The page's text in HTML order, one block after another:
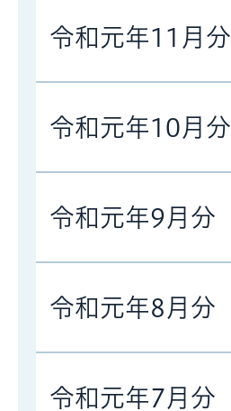
令和元年11月分
令和元年10月分
令和元年9月分
令和元年8月分
令和元年7月分